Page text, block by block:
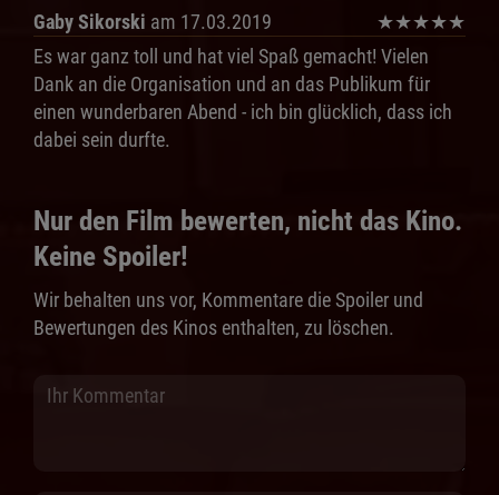
Gaby Sikorski am 17.03.2019 ★★★★★
Es war ganz toll und hat viel Spaß gemacht! Vielen
Dank an die Organisation und an das Publikum für
einen wunderbaren Abend - ich bin glücklich, dass ich
dabei sein durfte.
Nur den Film bewerten, nicht das Kino.
Keine Spoiler!
Wir behalten uns vor, Kommentare die Spoiler und
Bewertungen des Kinos enthalten, zu löschen.